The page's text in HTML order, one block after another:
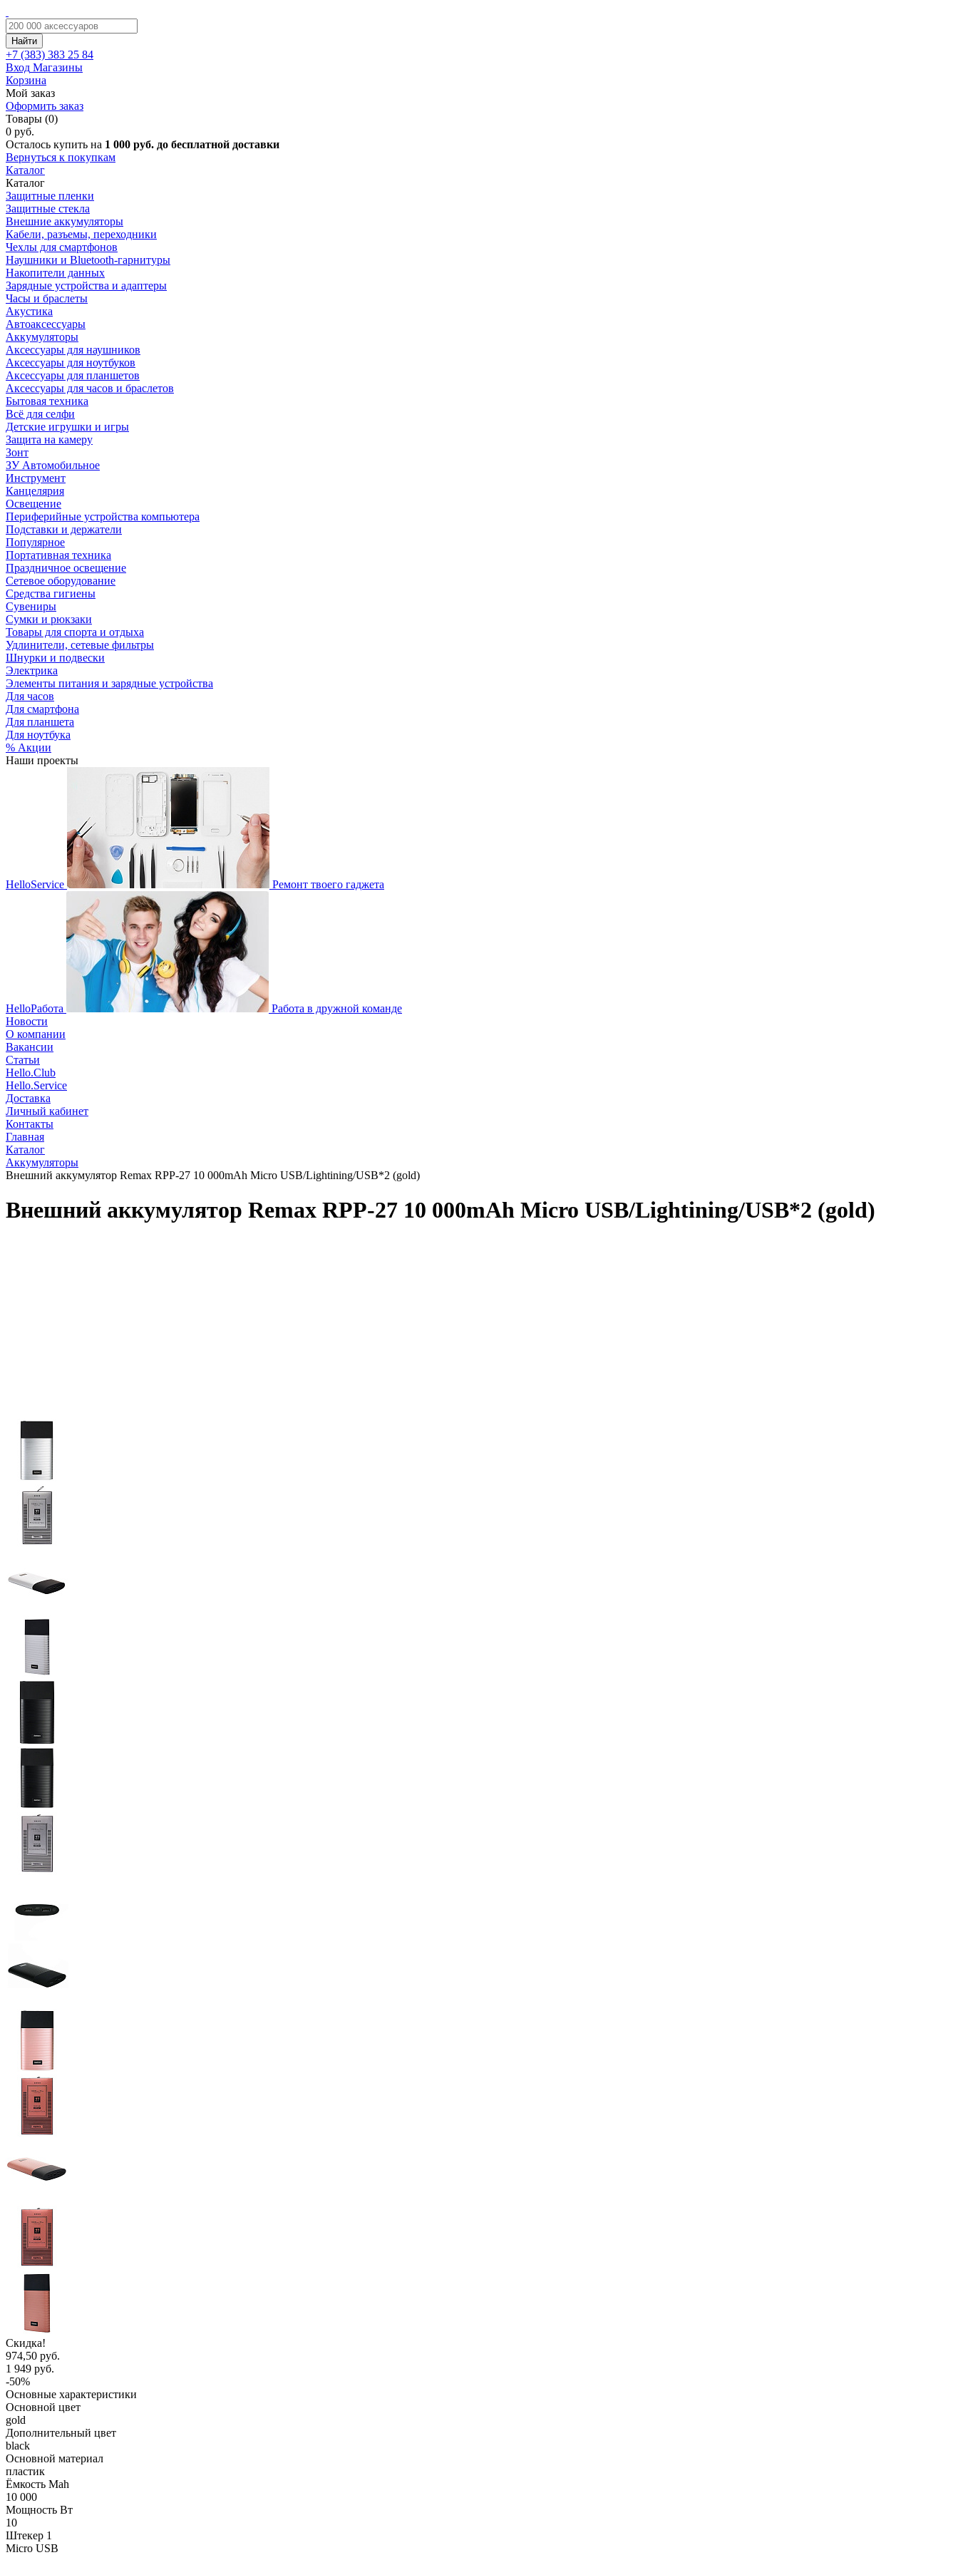
Найти
+7 (383) 383 25 84
Вход Магазины
Корзина
Мой заказ
Оформить заказ
Товары (0)
0 руб.
Осталось купить на 1 000 руб. до бесплатной доставки
Вернуться к покупкам
Каталог
Каталог
Защитные пленки
Защитные стекла
Внешние аккумуляторы
Кабели, разъемы, переходники
Чехлы для смартфонов
Наушники и Bluetooth-гарнитуры
Накопители данных
Зарядные устройства и адаптеры
Часы и браслеты
Акустика
Автоаксессуары
Аккумуляторы
Аксессуары для наушников
Аксессуары для ноутбуков
Аксессуары для планшетов
Аксессуары для часов и браслетов
Бытовая техника
Всё для селфи
Детские игрушки и игры
Защита на камеру
Зонт
ЗУ Автомобильное
Инструмент
Канцелярия
Освещение
Периферийные устройства компьютера
Подставки и держатели
Популярное
Портативная техника
Праздничное освещение
Сетевое оборудование
Средства гигиены
Сувениры
Сумки и рюкзаки
Товары для спорта и отдыха
Удлинители, сетевые фильтры
Шнурки и подвески
Электрика
Элементы питания и зарядные устройства
Для часов
Для смартфона
Для планшета
Для ноутбука
% Акции
Наши проекты
HelloService Ремонт твоего гаджета
HelloРабота
Работа в дружной команде
Новости
О компании
Вакансии
Статьи
Hello.Club
Hello.Service
Доставка
Личный кабинет
Контакты
Главная
Каталог
Аккумуляторы
Внешний аккумулятор Remax RPP-27 10 000mAh Micro USB/Lightining/USB*2 (gold)
Внешний аккумулятор Remax RPP-27 10 000mAh Micro USB/Lightining/USB*2 (gold)
Скидка!
974,50 руб.
1 949 руб.
-50%
Основные характеристики
Основной цвет
gold
Дополнительный цвет
black
Основной материал
пластик
Ёмкость Mah
10 000
Мощность Вт
10
Штекер 1
Micro USB